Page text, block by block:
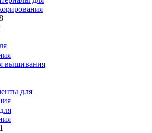
вышивания
для